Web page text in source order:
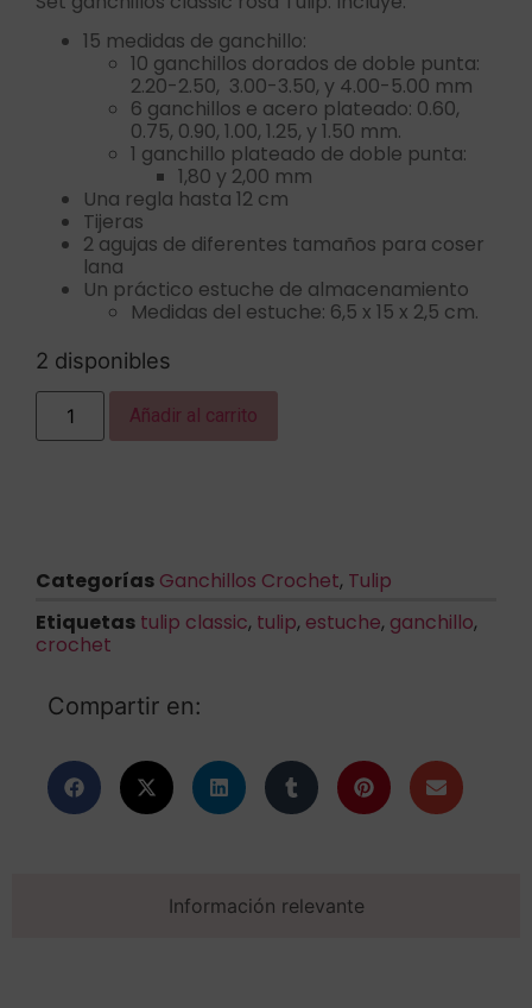
15 medidas de ganchillo:
10 ganchillos dorados de doble punta:
2.20-2.50, 3.00-3.50, y 4.00-5.00 mm
6 ganchillos e acero plateado: 0.60,
0.75, 0.90, 1.00, 1.25, y 1.50 mm.
1 ganchillo plateado de doble punta:
1,80 y 2,00 mm
Una regla hasta 12 cm
Tijeras
2 agujas de diferentes tamaños para coser
lana
Un práctico estuche de almacenamiento
Medidas del estuche: 6,5 x 15 x 2,5 cm.
2 disponibles
Añadir al carrito
Categorías Ganchillos Crochet, Tulip
Etiquetas tulip classic, tulip, estuche, ganchillo,
crochet
Compartir en:
Información relevante